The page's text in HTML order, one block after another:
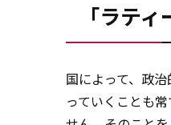
「ラテ
国によって、政
っていくことも